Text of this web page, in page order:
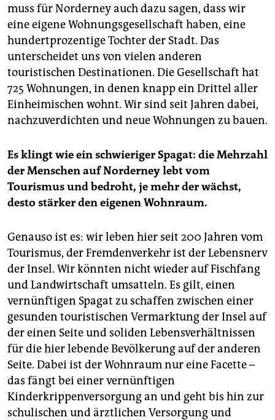
muss für Norderney auch dazu sagen, dass wir
eine eigene Wohnungsgesellschaft haben, eine
hundertprozentige Tochter der Stadt. Das
unterscheidet uns von vielen anderen
touristischen Destinationen. Die Gesellschaft hat
725 Wohnungen, in denen knapp ein Drittel aller
Einheimischen wohnt. Wir sind seit Jahren dabei,
nachzuverdichten und neue Wohnungen zu bauen.
Es klingt wie ein schwieriger Spagat: die Mehrzahl
der Menschen auf Norderney lebt vom
Tourismus und bedroht, je mehr der wächst,
desto stärker den eigenen Wohnraum.
Genauso ist es: wir leben hier seit 200 Jahren vom
Tourismus, der Fremdenverkehr ist der Lebensnerv
der Insel. Wir könnten nicht wieder auf Fischfang
und Landwirtschaft umsatteln. Es gilt, einen
vernünftigen Spagat zu schaffen zwischen einer
gesunden touristischen Vermarktung der Insel auf
der einen Seite und soliden Lebensverhältnissen
für die hier lebende Bevölkerung auf der anderen
Seite. Dabei ist der Wohnraum nur eine Facette –
das fängt bei einer vernünftigen
Kinderkrippenversorgung an und geht bis hin zur
schulischen und ärztlichen Versorgung und